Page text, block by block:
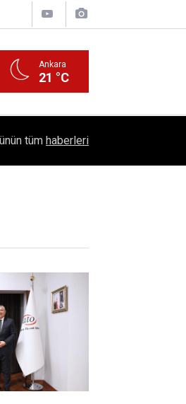
Ankara
21 °C
Tek Bir Hedef: Bilim Kenti Çubuk
tüm haberleri